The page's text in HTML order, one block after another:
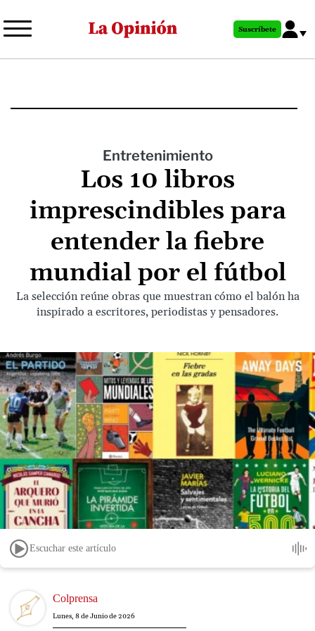
al
principal
Suscríbete
Entretenimiento
Los 10 libros
imprescindibles para
entender la fiebre
mundial por el fútbol
La selección reúne obras que muestran cómo el balón ha
inspirado a escritores, periodistas y pensadores.
Escuchar este artículo
Image Colprensa
Lunes, 8 de Junio de 2026